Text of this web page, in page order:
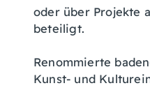
oder über Projekte
beteiligt.
Renommierte
Kunst- und